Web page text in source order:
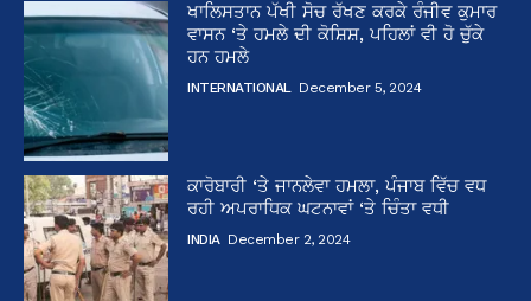
ਖਾਲਿਸਤਾਨ ਪੱਖੀ ਸੋਚ ਰੱਖਣ ਕਰਕੇ ਰੰਜੀਵ ਕੁਮਾਰ
ਵਾਸਨ ‘ਤੇ ਹਮਲੇ ਦੀ ਕੋਸ਼ਿਸ਼, ਪਹਿਲਾਂ ਵੀ ਹੋ ਚੁੱਕੇ
ਹਨ ਹਮਲੇ
INTERNATIONAL December 5, 2024
ਕਾਰੋਬਾਰੀ ‘ਤੇ ਜਾਨਲੇਵਾ ਹਮਲਾ, ਪੰਜਾਬ ਵਿੱਚ ਵਧ
ਰਹੀ ਅਪਰਾਧਿਕ ਘਟਨਾਵਾਂ ‘ਤੇ ਚਿੰਤਾ ਵਧੀ
INDIA December 2, 2024